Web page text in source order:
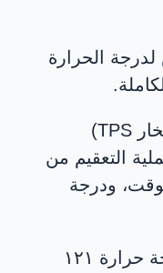
الحرارة
التعقيم من
ودرجة
المميزات: يتغير اللون عند درجة حرارة ١٢١